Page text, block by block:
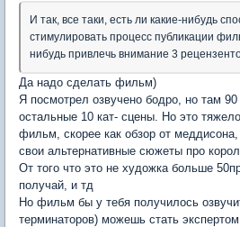
И так, все таки, есть ли какие-нибудь
стимулировать процесс публикации
нибудь привлечь внимание 3
Да надо сделать фильм)
Я посмотрел озвучено бодро, но там 90
остальные 10 кат- сцены. Но это
фильм, скорее как обзор от
свои альтернативные сюжеты про
От того что это не художка больше
получай, и тд
Но фильм бы у тебя получилось
терминаторов) можешь стать